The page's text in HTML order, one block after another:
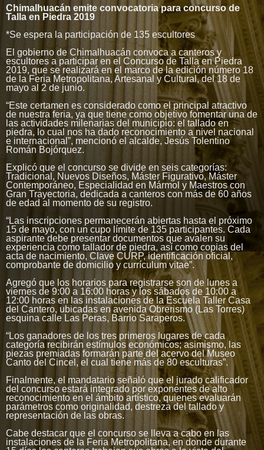
Chimalhuacán emite convocatoria para concurso de
Talla en Piedra 2019
*Se espera la participación de 135 escultores
El gobierno de Chimalhuacán convoca a canteros y
escultores a participar en el Concurso de Talla en Piedra
2019, que se realizará en el marco de la edición número 18
de la Feria Metropolitana, Artesanal y Cultural, del 18 de
mayo al 2 de junio.
“Este certamen es considerado como el principal atractivo
de nuestra feria, ya que tiene como objetivo fomentar una de
las actividades milenarias del municipio: el tallado en
piedra, lo cual nos ha dado reconocimiento a nivel nacional
e internacional”, mencionó el alcalde, Jesús Tolentino
Román Bojórquez.
Explicó que el concurso se divide en seis categorías:
Tradicional, Nuevos Diseños, Máster Figurativo, Máster
Contemporáneo, Especialidad en Mármol y Maestros con
Gran Trayectoria, dedicada a canteros con más de 60 años
de edad al momento de su registro.
“Las inscripciones permanecerán abiertas hasta el próximo
15 de mayo, con un cupo límite de 135 participantes. Cada
aspirante debe presentar documentos que avalen su
experiencia como tallador de piedra, así como copias del
acta de nacimiento, Clave CURP, identificación oficial,
comprobante de domicilio y currículum vitae”.
Agregó que los horarios para registrarse son de lunes a
viernes de 9:00 a 16:00 horas y los sábados de 10:00 a
12:00 horas en las instalaciones de la Escuela Taller Casa
del Cantero, ubicadas en avenida Obrerismo (Las Torres)
esquina calle Las Peras, Barrio Saraperos.
“Los ganadores de los tres primeros lugares de cada
categoría recibirán estímulos económicos; asimismo, las
piezas premiadas formarán parte del acervo del Museo
Canto del Cincel, el cual tiene más de 80 esculturas”.
Finalmente, el mandatario señaló que el jurado calificador
del concurso estará integrado por exponentes de alto
reconocimiento en el ámbito artístico, quienes evaluarán
parámetros como originalidad, destreza del tallado y
representación de las obras.
Cabe destacar que el concurso se lleva a cabo en las
instalaciones de la Feria Metropolitana, en donde durante